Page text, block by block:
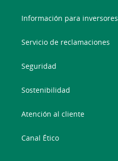
Información para inversores
Servicio de reclamaciones
Seguridad
Sostenibilidad
Atención al cliente
Canal Ético